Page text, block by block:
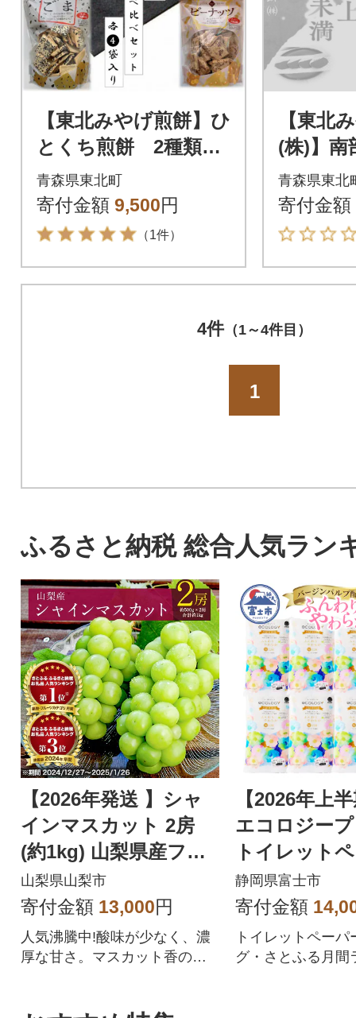
【東北みやげ煎餅】ひ
とくち煎餅 2種類食
べ比べセット 各4袋
青森県東北町
寄付金額 9,500円
（1件）
【東北
(株)】南
未満 4
青森県東北
寄付金額
4件（1～4件目）
1
ふるさと納税 総合人気ラン
【2026年発送 】シャ
インマスカット 2房
(約1kg) 山梨県産フル
ーツ 人気のぶどう
山梨県山梨市
寄付金額 13,000円
人気沸騰中!酸味が少なく、濃
厚な甘さ。マスカット香の芳
【2026年上
エコロジー
トイレット
ダブル 96ロ
品 人気
静岡県富士市
寄付金額
トイレットペーパ
グ・さとふる月間